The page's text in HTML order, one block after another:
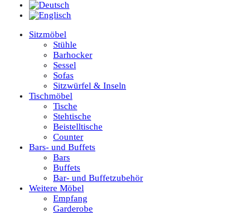
Sitzmöbel
Stühle
Barhocker
Sessel
Sofas
Sitzwürfel & Inseln
Tischmöbel
Tische
Stehtische
Beistelltische
Counter
Bars- und Buffets
Bars
Buffets
Bar- und Buffetzubehör
Weitere Möbel
Empfang
Garderobe